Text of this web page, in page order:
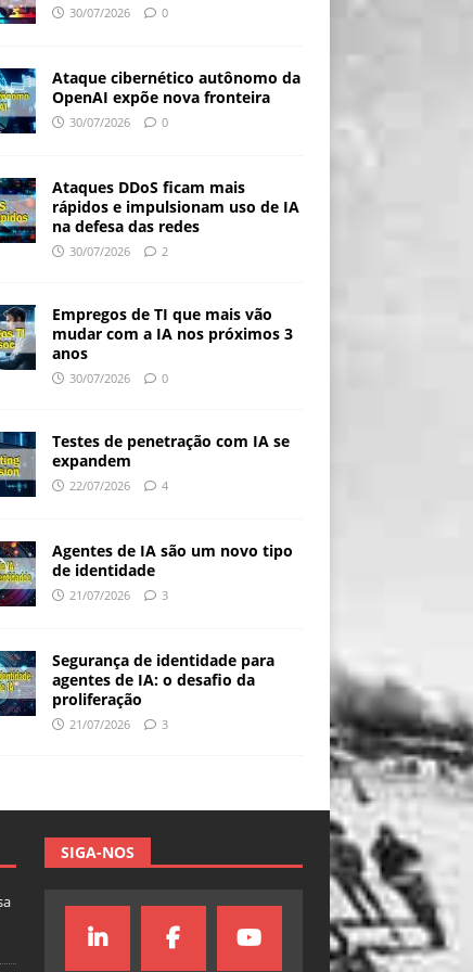
30/07/2026 0
Ataque cibernético autônomo da
OpenAI expõe nova fronteira
30/07/2026 0
Ataques DDoS ficam mais
rápidos e impulsionam uso de IA
na defesa das redes
30/07/2026 2
Empregos de TI que mais vão
mudar com a IA nos próximos 3
anos
30/07/2026 0
Testes de penetração com IA se
expandem
22/07/2026 4
Agentes de IA são um novo tipo
de identidade
21/07/2026 3
Segurança de identidade para
agentes de IA: o desafio da
proliferação
21/07/2026 3
SIGA-NOS